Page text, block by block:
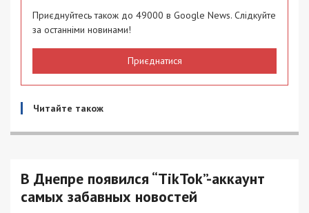
Приєднуйтесь також до 49000 в Google News. Слідкуйте
за останніми новинами!
Приєднатися
Читайте також
В Днепре появился “TikTok”-аккаунт
самых забавных новостей